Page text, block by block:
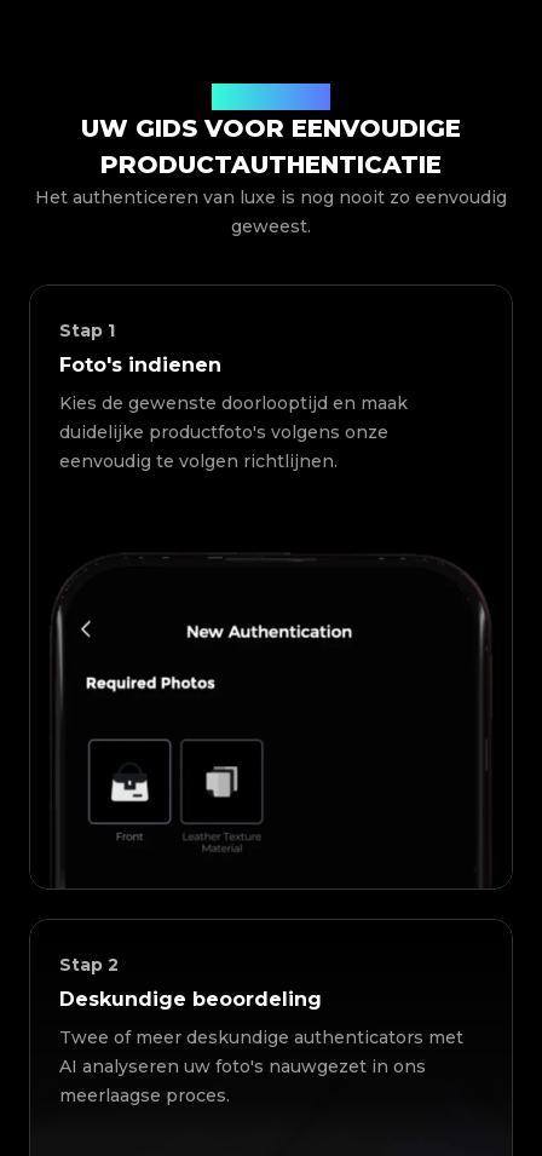
UW GIDS VOOR EENVOUDIGE
PRODUCTAUTHENTICATIE
Het authenticeren van luxe is nog nooit zo eenvoudig
geweest.
Stap 1
Foto's indienen
Kies de gewenste doorlooptijd en maak
duidelijke productfoto's volgens onze
eenvoudig te volgen richtlijnen.
Stap 2
Deskundige beoordeling
Twee of meer deskundige authenticators met
AI analyseren uw foto's nauwgezet in ons
meerlaagse proces.